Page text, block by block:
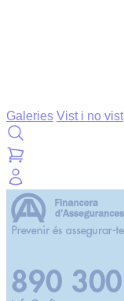
Galeries Vist i no vist